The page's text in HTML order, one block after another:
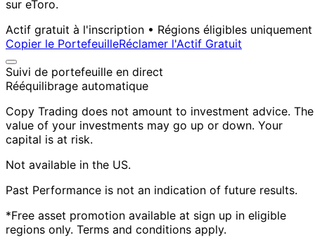
sur eToro.
Actif gratuit à l'inscription • Régions éligibles uniquement
Copier le PortefeuilleRéclamer l'Actif Gratuit
Suivi de portefeuille en direct
Rééquilibrage automatique
Copy Trading does not amount to investment advice. The
value of your investments may go up or down. Your
capital is at risk.
Not available in the US.
Past Performance is not an indication of future results.
*Free asset promotion available at sign up in eligible
regions only. Terms and conditions apply.